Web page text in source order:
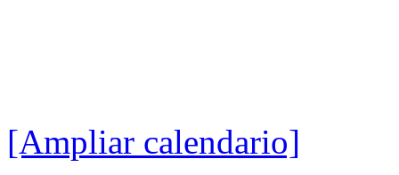
[Ampliar calendario]